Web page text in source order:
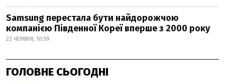
Samsung перестала бути найдорожчою
компанією Південної Кореї вперше з 2000 року
22 ЧЕРВНЯ, 10:59
ГОЛОВНЕ СЬОГОДНІ